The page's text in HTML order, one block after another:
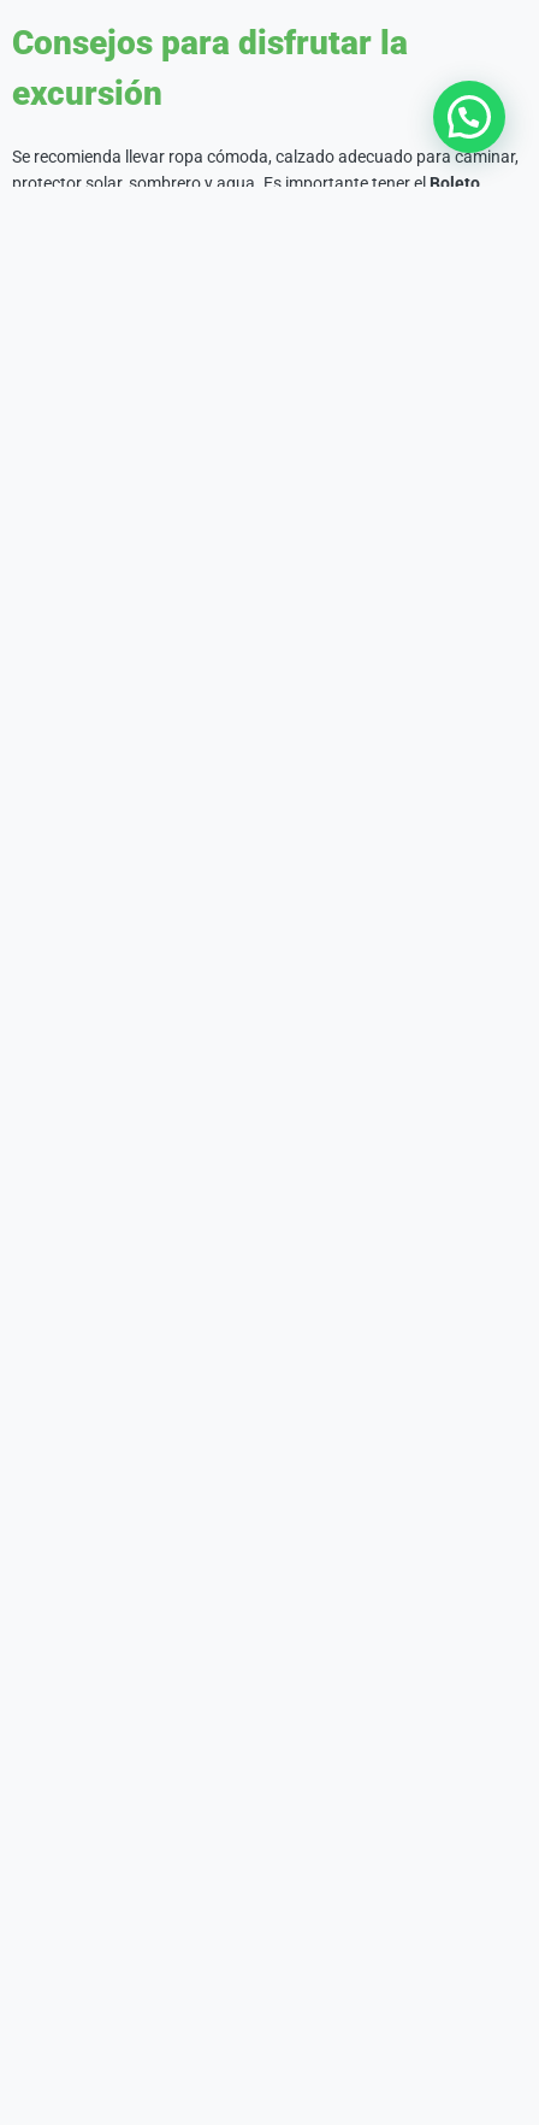
Consejos para disfrutar la
excursión
Se recomienda llevar ropa cómoda, calzado adecuado para caminar,
protector solar, sombrero y agua. Es importante tener el Boleto